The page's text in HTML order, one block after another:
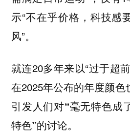
示“不在乎价格，科技感
风”。
就连20多年来以“过于超
在2025年公布的年度颜
引发人们对“毫无特色成
特色”的讨论。